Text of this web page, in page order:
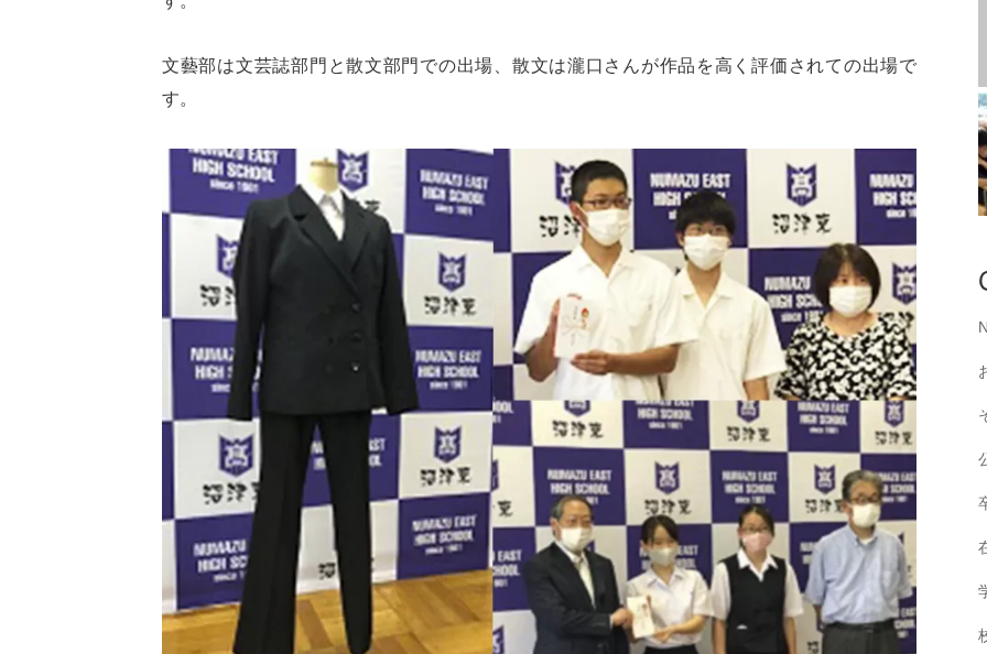
文藝部は文芸誌部門と散文部門での出場、散文は瀧口さんが作品を高く評価されての出場で
す。